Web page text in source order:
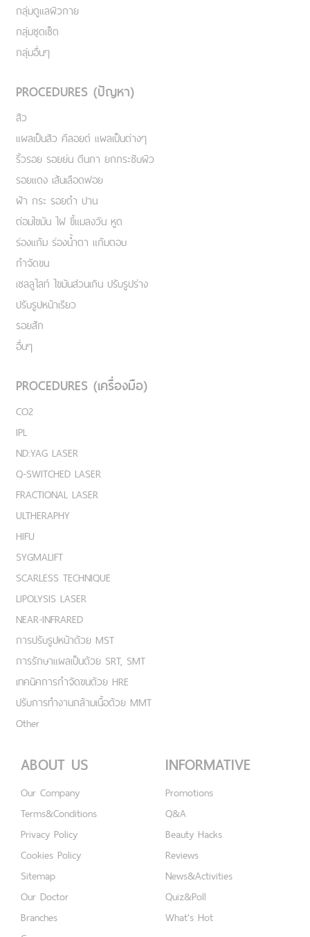
กลุ่มดูแลผิวกาย
กลุ่มชุดเซ็ต
กลุ่มอื่นๆ
PROCEDURES (ปัญหา)
สิว
แผลเป็นสิว คีลอยด์ แผลเป็นต่างๆ
ริ้วรอย รอยย่น ตีนกา ยกกระชับผิว
รอยแดง เส้นเลือดฟอย
ฝ้า กระ รอยดำ ปาน
ต่อมไขมัน ไฝ ขี้แมลงวัน หูด
ร่องแก้ม ร่องน้ำตา แก้มตอบ
กำจัดขน
เชลลูไลท์ ไขมันส่วนเกิน ปรับรูปร่าง
ปรับรูปหน้าเรียว
รอยสัก
อื่นๆ
PROCEDURES (เครื่องมือ)
CO2
IPL
ND:YAG LASER
Q-SWITCHED LASER
FRACTIONAL LASER
ULTHERAPHY
HIFU
SYGMALIFT
SCARLESS TECHNIQUE
LIPOLYSIS LASER
NEAR-INFRARED
การปรับรูปหน้าด้วย MST
การรักษาแผลเป็นด้วย SRT, SMT
เทคนิคการกำจัดขนด้วย HRE
ปรับการทำงานกล้ามเนื้อด้วย MMT
Other
ABOUT US
Our Company
Terms&Conditions
Privacy Policy
Cookies Policy
Sitemap
Our Doctor
Branches
INFORMATIVE
Promotions
Q&A
Beauty Hacks
Reviews
News&Activities
Quiz&Poll
What's Hot